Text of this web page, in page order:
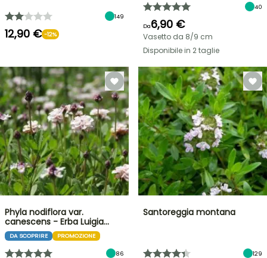
149
12,90 € -12%
40
Da6,90 €
Vasetto da 8/9 cm
Disponibile in 2 taglie
Phyla nodiflora var.
canescens - Erba Luigia…
DA SCOPRIRE PROMOZIONE
86
Santoreggia montana
129